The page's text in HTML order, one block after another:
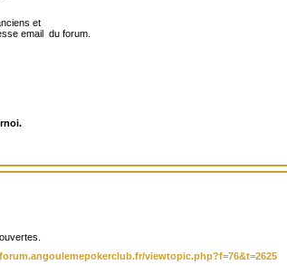
et
email du forum.
viewtopic.php?f=76&t=2625